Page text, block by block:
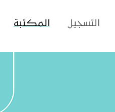
التسجيل المكتبة